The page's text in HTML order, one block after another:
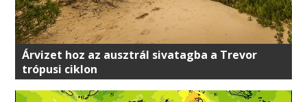
Árvizet hoz az ausztrál sivatagba a Trevor
trópusi ciklon